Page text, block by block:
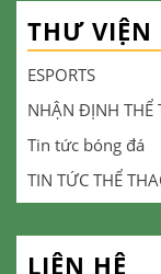
THƯ VIỆN
ESPORTS
NHẬN ĐỊNH THỂ
Tin tức bóng đá
TIN TỨC THỂ
LIÊN HỆ